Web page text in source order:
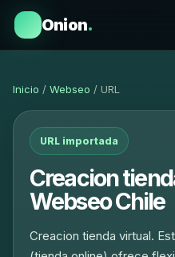
Onion.
Inicio / Webseo / URL
URL importada
Creacion
Webseo Chile
Creacion tienda virtual.